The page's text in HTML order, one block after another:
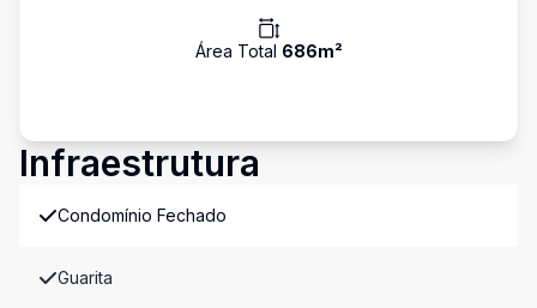
Área Total 686m²
Infraestrutura
Condomínio Fechado
Guarita